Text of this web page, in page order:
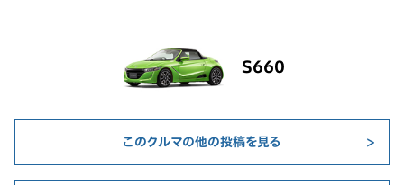
S660
このクルマの他の投稿を見る